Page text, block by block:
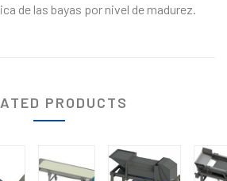
de las bayas por nivel de madurez.
PRODUCTS